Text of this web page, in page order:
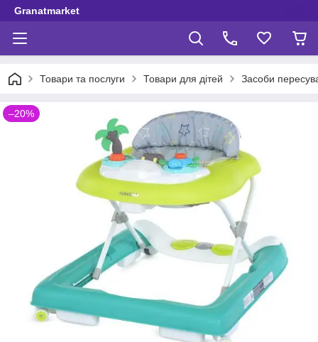
Granatmarket
Товари та послуги Товари для дітей Засоби
–20%